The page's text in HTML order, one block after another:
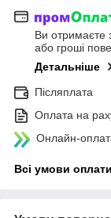
Ви отримаєте
або гроші
Детальніше
Післяплата
Оплата на
Онлайн-
Всі умови оплати